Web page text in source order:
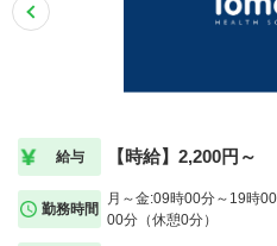
給与 【時給】2,200円～
勤務時間
月～金:09時00分～19時
00分（休憩0分）